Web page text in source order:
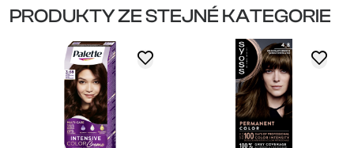
PRODUKTY ZE STEJNÉ KATEGORIE